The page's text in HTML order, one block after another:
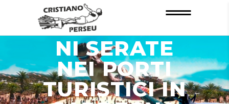
INFORMAZIO
NI SERATE
NEI PORTI
TURISTICI IN